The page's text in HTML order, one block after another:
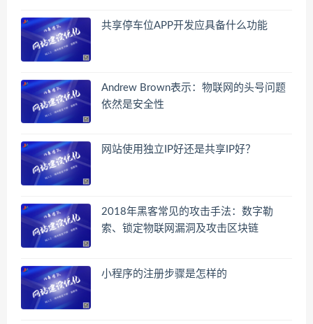
共享停车位APP开发应具备什么功能
Andrew Brown表示：物联网的头号问题
依然是安全性
网站使用独立IP好还是共享IP好？
2018年黑客常见的攻击手法：数字勒
索、锁定物联网漏洞及攻击区块链
小程序的注册步骤是怎样的